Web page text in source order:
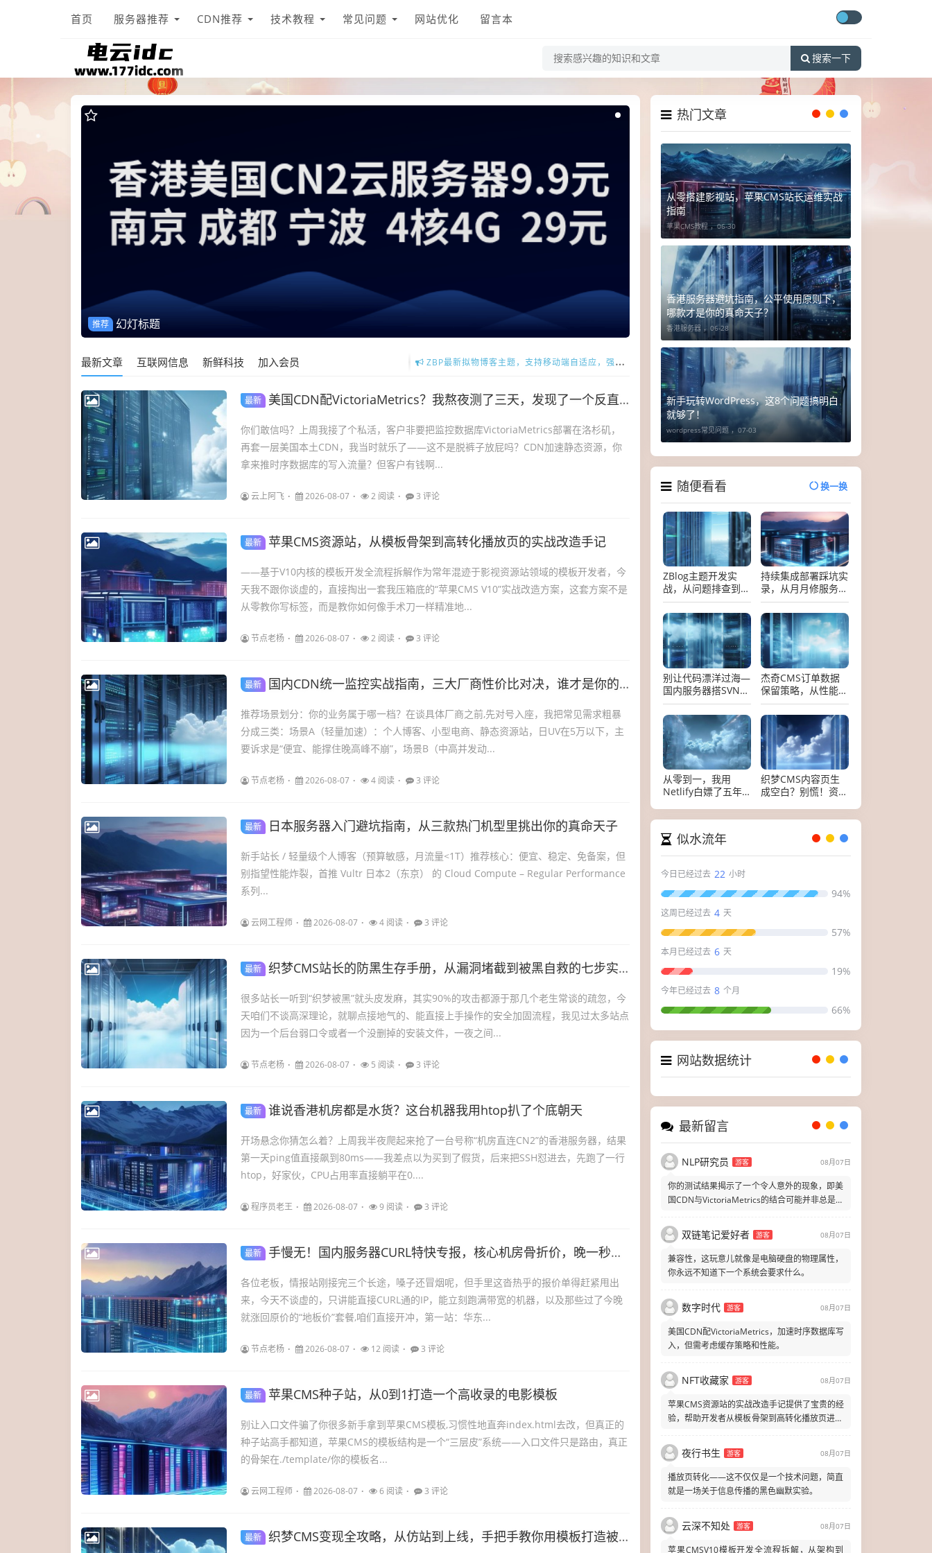
首页 服务器推荐 CDN推荐 技术教程 常见问题 网站优化 留言本
搜索一下
推荐 幻灯标题
最新文章 互联网信息 新鲜科技 加入会员
ZBP最新拟物博客主题，支持移动端自适应，强大的SEO功能，更多详情请点击
李洋博客主题QUIETLEE支持全局夜间模式，点击查看更多主题详情介绍。
最新 美国CDN配VictoriaMetrics？我熬夜测了三天，发现了一个反直觉的真相
你们敢信吗？上周我接了个私活，客户非要把监控数据库VictoriaMetrics部署在洛杉矶，
再套一层美国本土CDN，我当时就乐了——这不是脱裤子放屁吗？CDN加速静态资源，你
拿来推时序数据库的写入流量？但客户有钱啊...
云上阿飞 2026-08-07 2 阅读 3 评论
最新 苹果CMS资源站，从模板骨架到高转化播放页的实战改造手记
——基于V10内核的模板开发全流程拆解作为常年混迹于影视资源站领域的模板开发者，今
天我不跟你谈虚的，直接掏出一套我压箱底的“苹果CMS V10”实战改造方案，这套方案不是
从零教你写标签，而是教你如何像手术刀一样精准地...
节点老杨 2026-08-07 2 阅读 3 评论
最新 国内CDN统一监控实战指南，三大厂商性价比对决，谁才是你的流量压舱石？
推荐场景划分：你的业务属于哪一档？在谈具体厂商之前,先对号入座，我把常见需求粗暴
分成三类：场景A（轻量加速）：个人博客、小型电商、静态资源站，日UV在5万以下，主
要诉求是“便宜、能撑住晚高峰不崩”，场景B（中高并发动...
节点老杨 2026-08-07 4 阅读 3 评论
最新 日本服务器入门避坑指南，从三款热门机型里挑出你的真命天子
新手站长 / 轻量级个人博客（预算敏感，月流量<1T）推荐核心：便宜、稳定、免备案，但
别指望性能炸裂，首推 Vultr 日本2（东京） 的 Cloud Compute – Regular Performance
系列...
云网工程师 2026-08-07 4 阅读 3 评论
最新 织梦CMS站长的防黑生存手册，从漏洞堵截到被黑自救的七步实操
很多站长一听到“织梦被黑”就头皮发麻，其实90%的攻击都源于那几个老生常谈的疏忽，今
天咱们不谈高深理论，就聊点接地气的、能直接上手操作的安全加固流程，我见过太多站点
因为一个后台弱口令或者一个没删掉的安装文件，一夜之间...
节点老杨 2026-08-07 5 阅读 3 评论
最新 谁说香港机房都是水货？这台机器我用htop扒了个底朝天
开场悬念你猜怎么着？上周我半夜爬起来抢了一台号称“机房直连CN2”的香港服务器，结果
第一天ping值直接飙到80ms——我差点以为买到了假货，后来把SSH怼进去，先跑了一行
htop，好家伙，CPU占用率直接躺平在0....
程序员老王 2026-08-07 9 阅读 3 评论
最新 手慢无！国内服务器CURL特快专报，核心机房骨折价，晚一秒流量费翻倍
各位老板，情报站刚接完三个长途，嗓子还冒烟呢，但手里这沓热乎的报价单得赶紧甩出
来，今天不谈虚的，只讲能直接CURL通的IP，能立刻跑满带宽的机器，以及那些过了今晚
就涨回原价的“地板价”套餐,咱们直接开冲，第一站：华东...
节点老杨 2026-08-07 12 阅读 3 评论
最新 苹果CMS种子站，从0到1打造一个高收录的电影模板
别让入口文件骗了你很多新手拿到苹果CMS模板,习惯性地直奔index.html去改，但真正的
种子站高手都知道，苹果CMS的模板结构是一个“三层皮”系统——入口文件只是路由，真正
的骨架在./template/你的模板名...
云网工程师 2026-08-07 6 阅读 3 评论
最新 织梦CMS变现全攻略，从仿站到上线，手把手教你用模板打造被动收入流水线
热门文章
从零搭建影视站，苹果CMS站长运维实战
指南
苹果CMS教程 ，06-30
香港服务器避坑指南，公平使用原则下，
哪款才是你的真命天子？
香港服务器 ， 06-28
新手玩转WordPress，这8个问题搞明白
就够了！
wordpress常见问题 ， 07-03
随便看看 换一换
ZBlog主题开发实
战，从问题排查到功
能定制全解析
持续集成部署踩坑实
录，从月月修服务器
到躺平收钱，我只用
了这三招
别让代码漂洋过海—
国内服务器搭SVN的
保姆级选购指南
杰奇CMS订单数据
保留策略，从性能优
化到数据安全的全链
路实践
从零到一，我用
Netlify白嫖了五年
踩了
织梦CMS内容页生
成空白？别慌！资深
跑通整站
似水流年
今日已经过去 22 小时
94%
这周已经过去 4 天
57%
本月已经过去 6 天
19%
今年已经过去 8 个月
66%
网站数据统计
最新留言
NLP研究员 游客 08月07日
你的测试结果揭示了一个令人意外的现象，即美
国CDN与VictoriaMetrics的结合可能并非总是最
双链笔记爱好者 游客 08月07日
兼容性，这玩意儿就像是电脑硬盘的物理属性，
你永远不知道下一个系统会要求什么。
数字时代 游客 08月07日
美国CDN配VictoriaMetrics，加速时序数据库写
入，但需考虑缓存策略和性能。
NFT收藏家 游客 08月07日
苹果CMS资源站的实战改造手记提供了宝贵的经
验，帮助开发者从模板骨架到高转化播放页进行
夜行书生 游客 08月07日
播放页转化——这不仅仅是一个技术问题，简直
就是一场关于信息传播的黑色幽默实验。
云深不知处 游客 08月07日
苹果CMSV10模板开发全流程拆解，从架构到